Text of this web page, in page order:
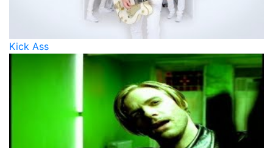
Kick Ass